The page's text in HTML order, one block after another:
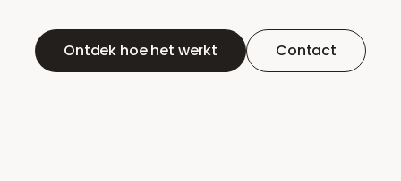
Ontdek hoe het werkt Contact